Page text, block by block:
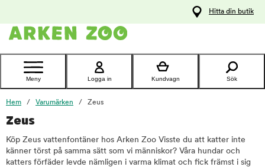
Kontakta
Hitta din butik
Meny Logga in Kundvagn Sök
Hem Varumärken Zeus
Zeus
Köp Zeus vattenfontäner hos Arken Zoo Visste du att katter inte
känner törst på samma sätt som vi människor? Våra hundar och
katters förfäder levde nämligen i varma klimat och fick främst i sig